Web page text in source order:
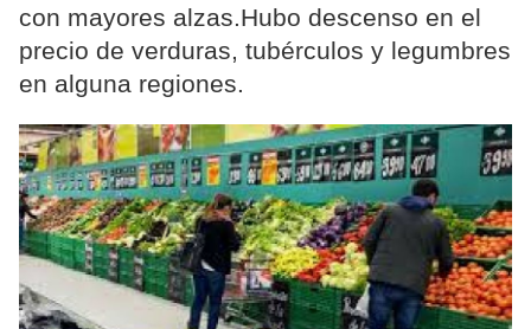
con mayores alzas.Hubo descenso en el
precio de verduras, tubérculos y legumbres
en alguna regiones.